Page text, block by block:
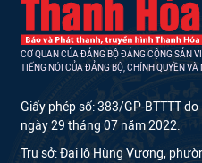
CƠ QUAN CỦA ĐẢNG BỘ ĐẢNG CỘNG SẢN
TIẾNG NÓI CỦA ĐẢNG BỘ, CHÍNH QUYỀN
Giấy phép số: 383/GP-BTTTT
ngày 29 tháng 07 năm 2022.
Trụ sở: Đại lộ Hùng Vương,